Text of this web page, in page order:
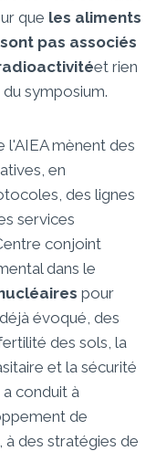
que les aliments
pas associés
et rien
symposium.
l'AIEA mènent des
en
des lignes
services
conjoint
dans le
pour
évoqué, des
des sols, la
et la sécurité
conduit à
de
des stratégies de